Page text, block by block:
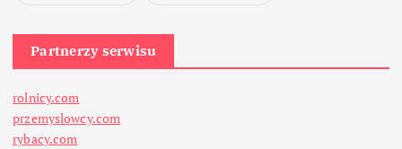
Partnerzy serwisu
rolnicy.com
przemyslowcy.com
rybacy.com